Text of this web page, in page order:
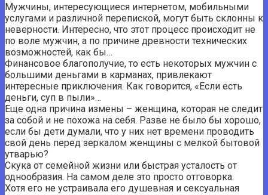
Мужчины, интересующиеся интернетом, мобильными
услугами и различной перепиской, могут быть склонны к
неверности. Интересно, что этот процесс происходит не
по воле мужчин, а по причине древности технических
возможностей, как бы…
Финансовое благополучие, то есть некоторых мужчин с
большими деньгами в карманах, привлекают
интересные приключения. Как говорится, «Если есть
деньги, суп в пыли»…
Еще одна причина измены – женщина, которая не следит
за собой и не похожа на себя. Разве не было бы хорошо,
если бы дети думали, что у них нет времени проводить
свой день перед зеркалом женщины с мелкой бытовой
утварью?
Скука от семейной жизни или быстрая усталость от
однообразия. На самом деле это просто отговорка.
Хотя его не устраивала его душевная и сексуальная